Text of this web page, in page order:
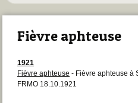
Fièvre aphteuse
1921
Fièvre aphteuse - Fièvre aphteuse à
FRMO 18.10.1921